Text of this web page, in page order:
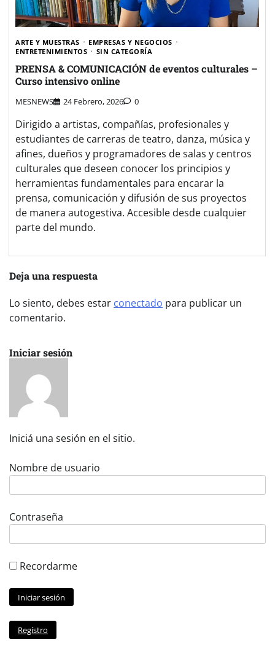
ARTE Y MUESTRAS
EMPRESAS Y NEGOCIOS
ENTRETENIMIENTOS
SIN CATEGORÍA
PRENSA & COMUNICACIÓN de eventos culturales –
Curso intensivo online
MESNEWS 24 Febrero, 2026 0
Dirigido a artistas, compañías, profesionales y
estudiantes de carreras de teatro, danza, música y
afines, dueños y programadores de salas y centros
culturales que deseen conocer los principios y
herramientas fundamentales para encarar la
prensa, comunicación y difusión de sus proyectos
de manera autogestiva. Accesible desde cualquier
parte del mundo.
Deja una respuesta
Lo siento, debes estar conectado para publicar un
comentario.
Iniciar sesión
Iniciá una sesión en el sitio.
Nombre de usuario
Contraseña
Recordarme
Regístro